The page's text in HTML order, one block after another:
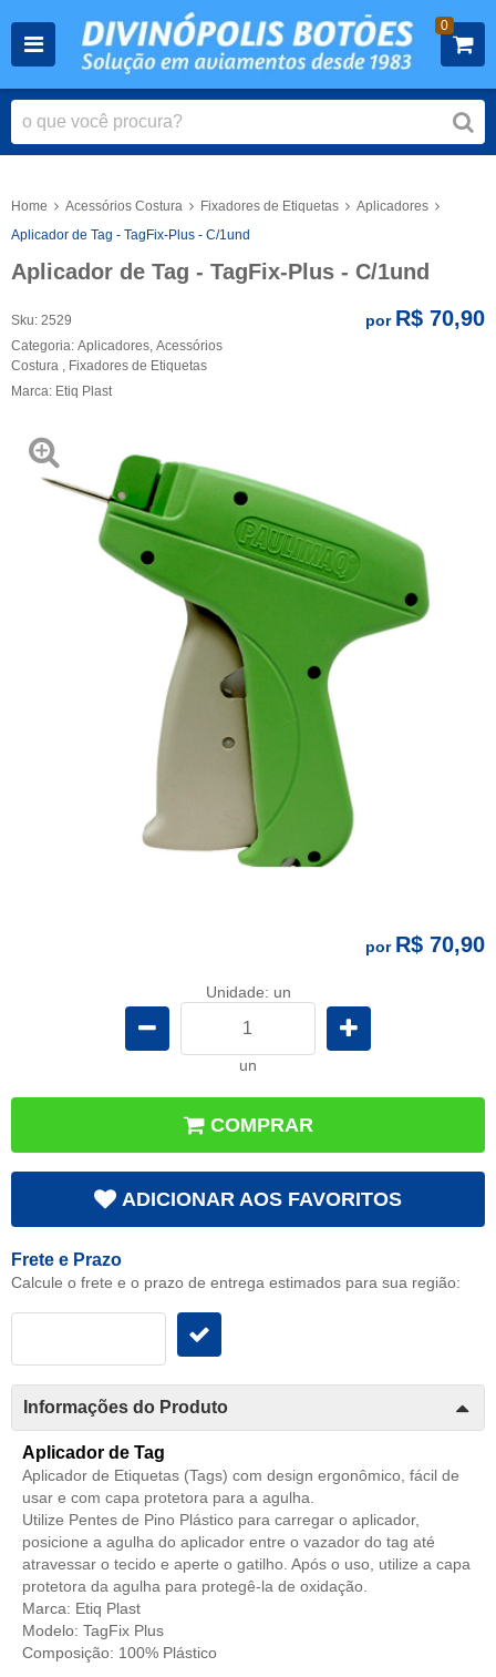
0
Home Acessórios Costura Fixadores de Etiquetas
Aplicadores
Aplicador de Tag - TagFix-Plus - C/1und
Aplicador de Tag - TagFix-Plus - C/1und
Sku: 2529
Categoria: Aplicadores Acessórios
Costura
Fixadores de Etiquetas
Marca: Etiq Plast
por R$ 70,90
por R$ 70,90
Unidade: un
un
COMPRAR
ADICIONAR AOS FAVORITOS
Frete e Prazo
Calcule o frete e o prazo de entrega estimados para sua região:
Informações do Produto
Aplicador de Tag
Aplicador de Etiquetas (Tags) com design ergonômico, fácil de
usar e com capa protetora para a agulha.
Utilize Pentes de Pino Plástico para carregar o aplicador,
posicione a agulha do aplicador entre o vazador do tag até
atravessar o tecido e aperte o gatilho. Após o uso, utilize a capa
protetora da agulha para protegê-la de oxidação.
Marca: Etiq Plast
Modelo: TagFix Plus
Composição: 100% Plástico